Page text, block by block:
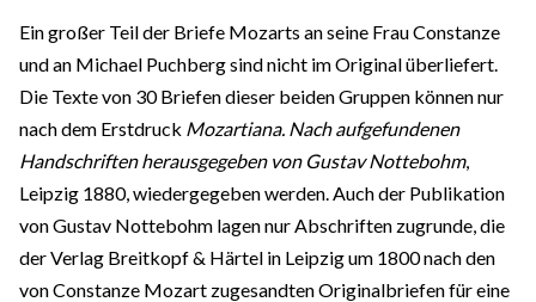
Ein großer Teil der Briefe Mozarts an seine Frau Constanze
und an Michael Puchberg sind nicht im Original überliefert.
Die Texte von 30 Briefen dieser beiden Gruppen können nur
nach dem Erstdruck Mozartiana. Nach aufgefundenen
Handschriften herausgegeben von Gustav Nottebohm,
Leipzig 1880, wiedergegeben werden. Auch der Publikation
von Gustav Nottebohm lagen nur Abschriften zugrunde, die
der Verlag Breitkopf & Härtel in Leipzig um 1800 nach den
von Constanze Mozart zugesandten Originalbriefen für eine